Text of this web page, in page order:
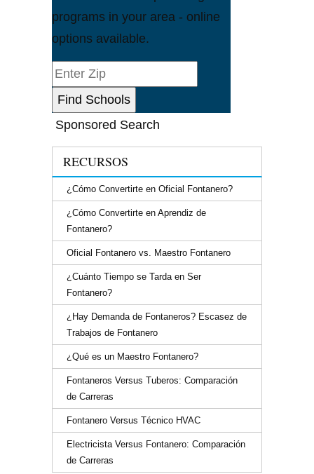
programs in your area - online
options available.
Sponsored Search
RECURSOS
¿Cómo Convertirte en Oficial Fontanero?
¿Cómo Convertirte en Aprendiz de
Fontanero?
Oficial Fontanero vs. Maestro Fontanero
¿Cuánto Tiempo se Tarda en Ser
Fontanero?
¿Hay Demanda de Fontaneros? Escasez de
Trabajos de Fontanero
¿Qué es un Maestro Fontanero?
Fontaneros Versus Tuberos: Comparación
de Carreras
Fontanero Versus Técnico HVAC
Electricista Versus Fontanero: Comparación
de Carreras